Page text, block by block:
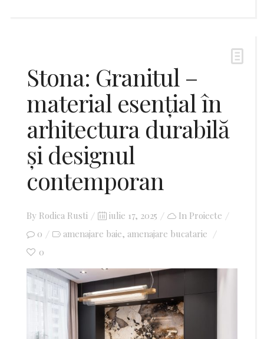
Stona: Granitul –
material esențial în
arhitectura durabilă
și designul
contemporan
By Rodica Rusti
Posted
on
iulie 17, 2025 In Proiecte
0
amenajare baie, amenajare bucatarie
0